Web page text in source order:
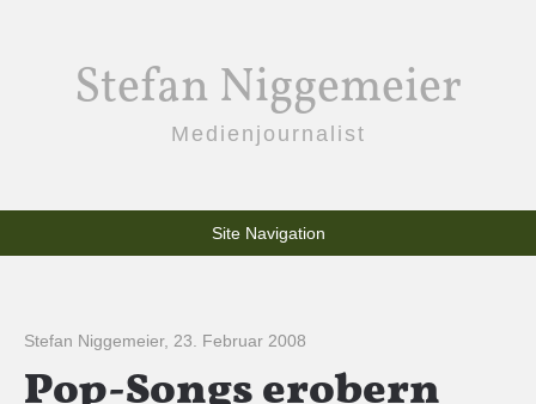
Stefan Niggemeier
Medienjournalist
Site Navigation
Stefan Niggemeier, 23. Februar 2008
Pop-Songs erobern